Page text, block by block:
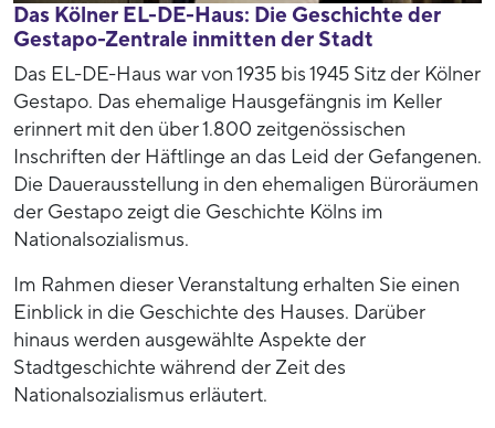
Das Kölner EL-DE-Haus: Die Geschichte der
Gestapo-Zentrale inmitten der Stadt
Das EL-DE-Haus war von 1935 bis 1945 Sitz der Kölner
Gestapo. Das ehemalige Hausgefängnis im Keller
erinnert mit den über 1.800 zeitgenössischen
Inschriften der Häftlinge an das Leid der Gefangenen.
Die Dauerausstellung in den ehemaligen Büroräumen
der Gestapo zeigt die Geschichte Kölns im
Nationalsozialismus.
Im Rahmen dieser Veranstaltung erhalten Sie einen
Einblick in die Geschichte des Hauses. Darüber
hinaus werden ausgewählte Aspekte der
Stadtgeschichte während der Zeit des
Nationalsozialismus erläutert.